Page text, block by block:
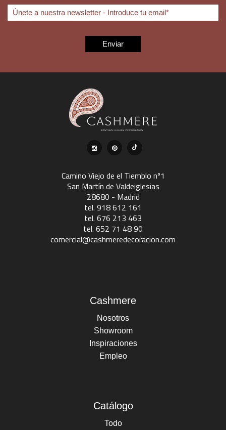
Camino Viejo de el Tiemblo nº1
San Martín de Valdeiglesias
28680 - Madrid
tel. 918 612 161
tel. 676 213 463
tel. 652 71 48 90
comercial@cashmeredecoracion.com
Cashmere
Nosotros
Showroom
Inspiraciones
Empleo
Catálogo
Todo